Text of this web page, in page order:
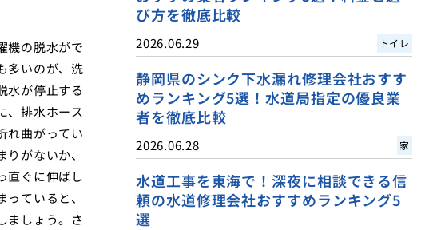
機の脱水がで
多いのが、洗
水が停止する
、排水ホース
れ曲がってい
がないか、
直ぐに伸ばし
ていると、
ましょう。さ
び方を徹底比較
2026.06.29 トイレ
静岡県のシンク下水漏れ修理会社おすす
めランキング5選！水道局指定の優良業
者を徹底比較
2026.06.28 家
水道工事を東海で！深夜に相談できる信
頼の水道修理会社おすすめランキング5
選